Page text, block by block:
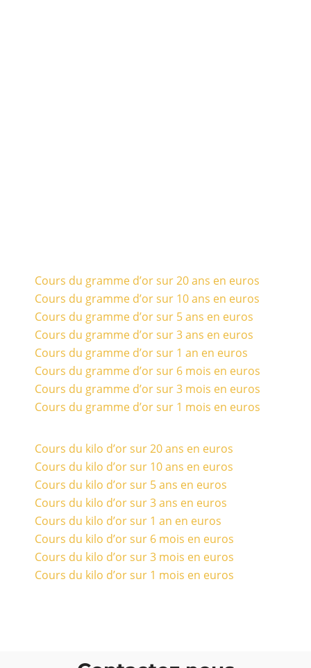
Cours du gramme d’or sur 20 ans en euros
Cours du gramme d’or sur 10 ans en euros
Cours du gramme d’or sur 5 ans en euros
Cours du gramme d’or sur 3 ans en euros
Cours du gramme d’or sur 1 an en euros
Cours du gramme d’or sur 6 mois en euros
Cours du gramme d’or sur 3 mois en euros
Cours du gramme d’or sur 1 mois en euros
Cours du kilo d’or sur 20 ans en euros
Cours du kilo d’or sur 10 ans en euros
Cours du kilo d’or sur 5 ans en euros
Cours du kilo d’or sur 3 ans en euros
Cours du kilo d’or sur 1 an en euros
Cours du kilo d’or sur 6 mois en euros
Cours du kilo d’or sur 3 mois en euros
Cours du kilo d’or sur 1 mois en euros